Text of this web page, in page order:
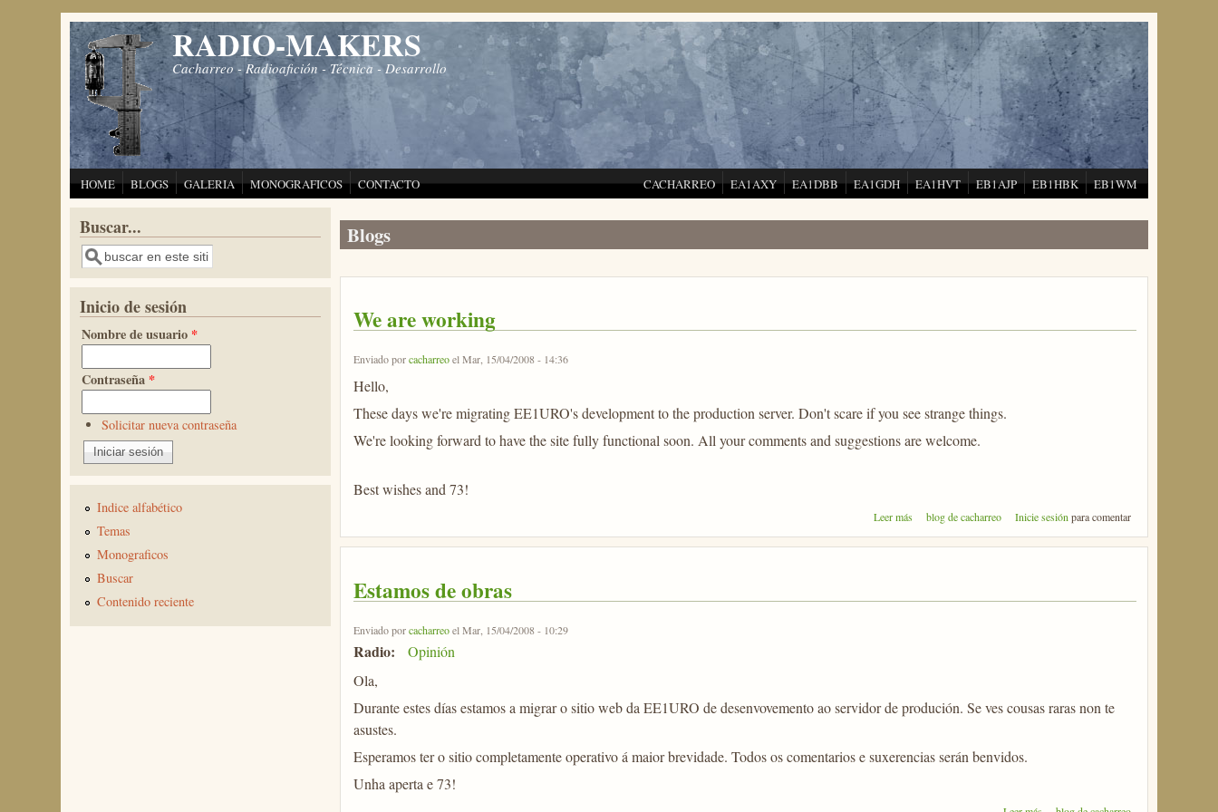
Pasar al contenido principal RADIO-MAKERS
Cacharreo - Radioafición - Técnica - Desarrollo
HOME BLOGS GALERIA MONOGRAFICOS CONTACTO CACHARREO EA1AXY EA1DBB EA1GDH EA1HVT EB1AJP EB1HBK EB1WM
Blogs
We are working
Enviado porcacharreoel Mar, 15/04/2008 - 14:36
Hello,
These days we're migrating EE1URO's development to the production server. Don't scare if you see strange things.
We're looking forward to have the site fully functional soon. All your comments and suggestions are welcome.
Best wishes and 73!
Leer más sobre We are working
blog de cacharreo Inicie sesiónpara comentar
Estamos de obras
Enviado porcacharreoel Mar, 15/04/2008 - 10:29
Radio:
Opinión
Ola,
Durante estes días estamos a migrar o sitio web da EE1URO de desenvovemento ao servidor de produción. Se ves cousas raras non te
asustes.
Esperamos ter o sitio completamente operativo á maior brevidade. Todos os comentarios e suxerencias serán benvidos.
Unha aperta e 73!
sobre Estamos de obras
Buscar...
Buscar
Inicio de sesión
Nombre de usuario *
Contraseña *
Solicitar nueva contraseña
Indice alfabético
Temas
Monograficos
Buscar
Contenido reciente